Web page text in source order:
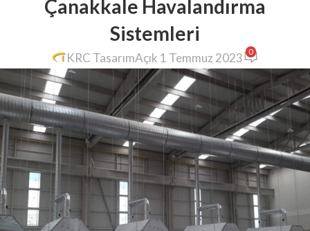
Çanakkale Havalandırma
Sistemleri
KRC TasarımAçık 1 Temmuz 2023 0